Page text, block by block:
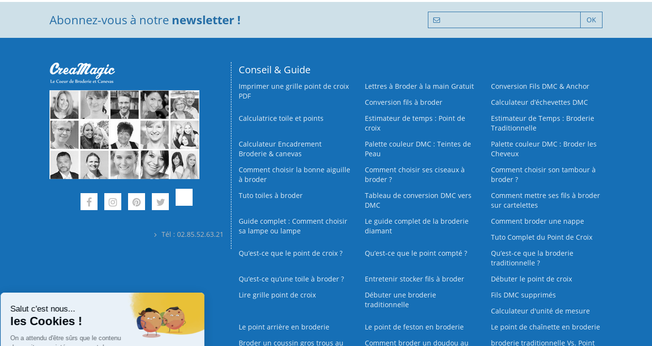
Abonnez-vous à notre newsletter ! OK
Tél : 02.85.52.63.21
Conseil & Guide
Imprimer une grille point de croix
PDF
Lettres à Broder à la main Gratuit
Conversion Fils DMC & Anchor
Conversion fils à broder
Calculateur d’échevettes DMC
Calculatrice toile et points
Estimateur de temps : Point de
croix
Estimateur de Temps : Broderie
Traditionnelle
Calculateur Encadrement
Broderie & canevas
Palette couleur DMC : Teintes de
Peau
Palette couleur DMC : Broder les
Cheveux
Comment choisir la bonne aiguille
à broder
Comment choisir ses ciseaux à
broder ?
Comment choisir son tambour à
broder ?
Tuto toiles à broder
Tableau de conversion DMC vers
DMC
Comment mettre ses fils à broder
sur cartelettes
Guide complet : Comment choisir
sa lampe ou lampe
Le guide complet de la broderie
diamant
Comment broder une nappe
Tuto Complet du Point de Croix
Qu’est-ce que le point de croix ?
Qu’est-ce que le point compté ?
Qu’est-ce que la broderie
traditionnelle ?
Qu’est‑ce qu’une toile à broder ?
Entretenir stocker fils à broder
Débuter le point de croix
Lire grille point de croix
Débuter une broderie
traditionnelle
Fils DMC supprimés
Calculateur d'unité de mesure
Le point arrière en broderie
Le point de feston en broderie
Le point de chaînette en broderie
Broder un coussin gros trous au
Comment broder un doudou au broderie traditionnelle Vs. Point